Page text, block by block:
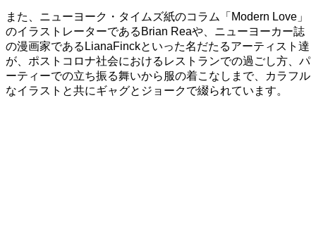
また、ニューヨーク・タイムズ紙のコラム「Modern Love」
のイラストレーターであるBrian Reaや、ニューヨーカー誌
の漫画家であるLianaFinckといった名だたるアーティスト達
が、ポストコロナ社会におけるレストランでの過ごし方、パ
ーティーでの立ち振る舞いから服の着こなしまで、カラフル
なイラストと共にギャグとジョークで綴られています。